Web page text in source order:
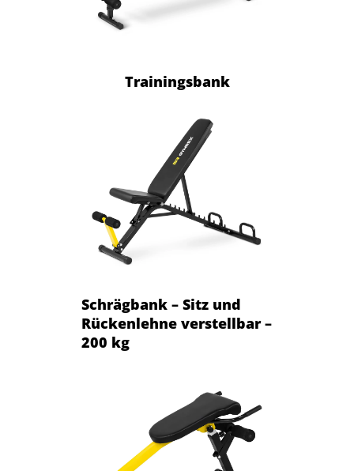
Trainingsbank
Schrägbank – Sitz und
Rückenlehne verstellbar –
200 kg